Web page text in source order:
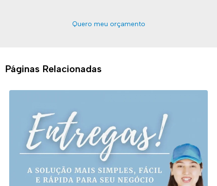
Quero meu orçamento
Páginas Relacionadas